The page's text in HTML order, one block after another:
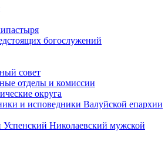
богослужений
совет
отделы и комиссии
округа
и исповедники Валуйской епархии
Успенский Николаевский мужской